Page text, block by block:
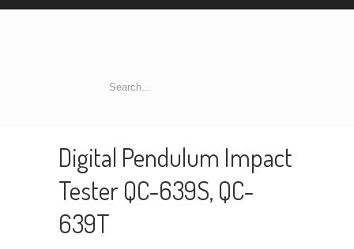
Digital Pendulum Impact
Tester QC-639S, QC-
639T